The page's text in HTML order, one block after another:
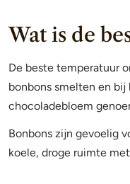
Wat is de
De beste temperatuur
bonbons smelten en
chocoladebloem
Bonbons zijn gevoelig
koele, droge ruimte